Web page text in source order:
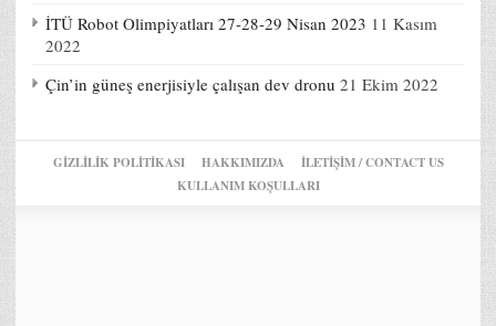
İTÜ Robot Olimpiyatları 27-28-29 Nisan 2023 11 Kasım
2022
Çin’in güneş enerjisiyle çalışan dev dronu 21 Ekim 2022
GIZLILIK POLITIKASI HAKKIMIZDA
İLETİŞİM / CONTACT US
KULLANIM KOŞULLARI